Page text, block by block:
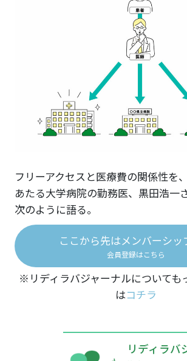
フリーアクセスと医療費の関係性を
あたる大学病院の勤務医、黒田浩一
次のように語る。
ここから先はメンバーシッ
会員登録はこちら
※リディラバジャーナルについても
はコチラ
リディラバ